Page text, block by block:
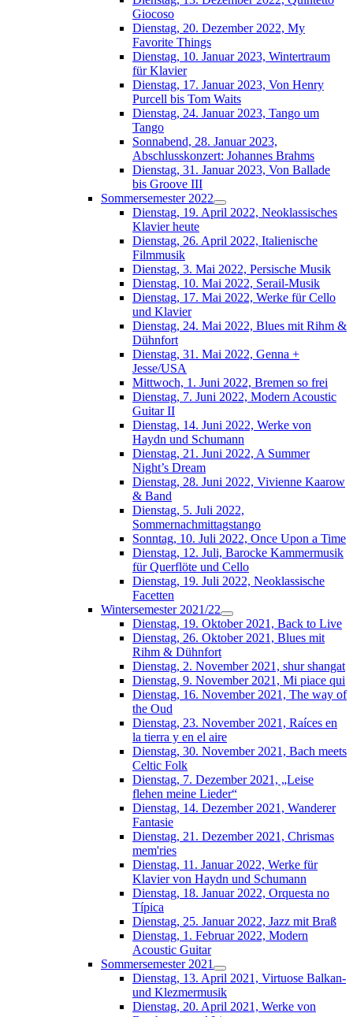
Giocoso
Dienstag, 20. Dezember 2022, My
Favorite Things
Dienstag, 10. Januar 2023, Wintertraum
für Klavier
Dienstag, 17. Januar 2023, Von Henry
Purcell bis Tom Waits
Dienstag, 24. Januar 2023, Tango um
Tango
Sonnabend, 28. Januar 2023,
Abschlusskonzert: Johannes Brahms
Dienstag, 31. Januar 2023, Von Ballade
bis Groove III
Sommersemester 2022
Dienstag, 19. April 2022, Neoklassisches
Klavier heute
Dienstag, 26. April 2022, Italienische
Filmmusik
Dienstag, 3. Mai 2022, Persische Musik
Dienstag, 10. Mai 2022, Serail-Musik
Dienstag, 17. Mai 2022, Werke für Cello
und Klavier
Dienstag, 24. Mai 2022, Blues mit Rihm &
Dühnfort
Dienstag, 31. Mai 2022, Genna +
Jesse/USA
Mittwoch, 1. Juni 2022, Bremen so frei
Dienstag, 7. Juni 2022, Modern Acoustic
Guitar II
Dienstag, 14. Juni 2022, Werke von
Haydn und Schumann
Dienstag, 21. Juni 2022, A Summer
Night’s Dream
Dienstag, 28. Juni 2022, Vivienne Kaarow
& Band
Dienstag, 5. Juli 2022,
Sommernachmittagstango
Sonntag, 10. Juli 2022, Once Upon a Time
Dienstag, 12. Juli, Barocke Kammermusik
für Querflöte und Cello
Dienstag, 19. Juli 2022, Neoklassische
Facetten
Wintersemester 2021/22
Dienstag, 19. Oktober 2021, Back to Live
Dienstag, 26. Oktober 2021, Blues mit
Rihm & Dühnfort
Dienstag, 2. November 2021, shur shangat
Dienstag, 9. November 2021, Mi piace qui
Dienstag, 16. November 2021, The way of
the Oud
Dienstag, 23. November 2021, Raíces en
la tierra y en el aire
Dienstag, 30. November 2021, Bach meets
Celtic Folk
Dienstag, 7. Dezember 2021, „Leise
flehen meine Lieder“
Dienstag, 14. Dezember 2021, Wanderer
Fantasie
Dienstag, 21. Dezember 2021, Chrismas
mem'ries
Dienstag, 11. Januar 2022, Werke für
Klavier von Haydn und Schumann
Dienstag, 18. Januar 2022, Orquesta no
Típica
Dienstag, 25. Januar 2022, Jazz mit Braß
Dienstag, 1. Februar 2022, Modern
Acoustic Guitar
Sommersemester 2021
Dienstag, 13. April 2021, Virtuose Balkan-
und Klezmermusik
Dienstag, 20. April 2021, Werke von